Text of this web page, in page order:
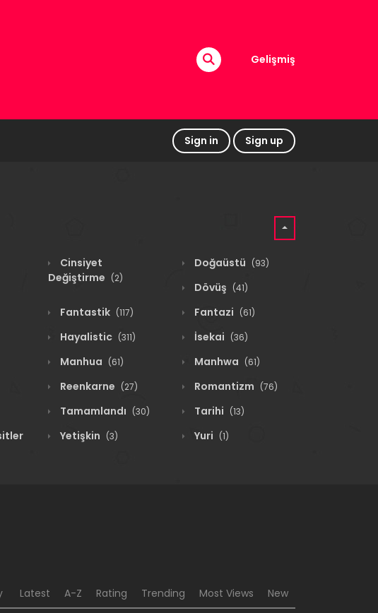
Gelişmiş
Sign in Sign up
Cinsiyet
Değiştirme (2)
Doğaüstü (93)
Dövüş (41)
Fantastik (117) Fantazi (61)
Hayalistic (311) İsekai (36)
Manhua (61) Manhwa (61)
Reenkarne (27) Romantizm (76)
Tamamlandı (30) Tarihi (13)
Yetişkin (3) Yuri (1)
Latest A-Z Rating Trending Most Views New